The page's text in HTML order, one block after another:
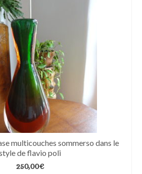
multicouches sommerso dans le
de flavio poli
250,00€